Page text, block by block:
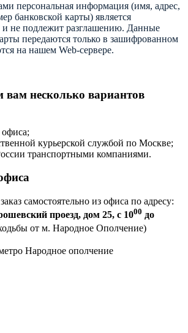
персональная информация (имя, адрес,
банковской карты) является
не подлежит разглашению. Данные
передаются только в зашифрованном
на нашем Web-сервере.
несколько вариантов
курьерской службой по Москве;
транспортными компаниями.
самостоятельно из офиса по адресу:
проезд, дом 25, с 1000 до
от м. Народное Ополчение)
Народное ополчение